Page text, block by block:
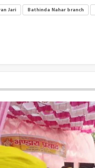
Jari Bathinda Nahar branch